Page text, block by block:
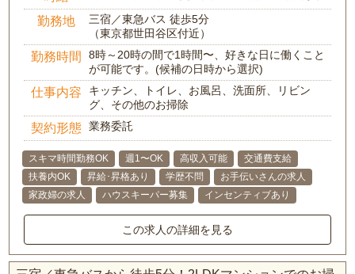
勤務地
三宿／東急バス 徒歩5分
（東京都世田谷区付近）
勤務時間
8時～20時の間で1時間〜、好きな日に働くこと
が可能です。(候補の日時から選択)
仕事内容
キッチン、トイレ、お風呂、洗面所、リビン
グ、その他のお掃除
契約形態 業務委託
スキマ時間勤務OK 週1〜OK 高収入可能
交通費支給
扶養内OK
昇給･昇格あり 学歴不問
お手伝いさんの求人
家政婦の求人
ハウスキーパー募集 インセンティブあり
この求人の詳細を見る